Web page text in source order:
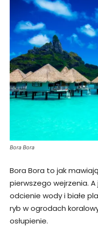
Bora Bora
Bora Bora to jak
pierwszego wejrzenia.
odcienie wody i białe
ryb w ogrodach
osłupienie.